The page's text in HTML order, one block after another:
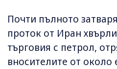
Почти пълното
проток от Иран
търговия с петрол,
вносителите от около